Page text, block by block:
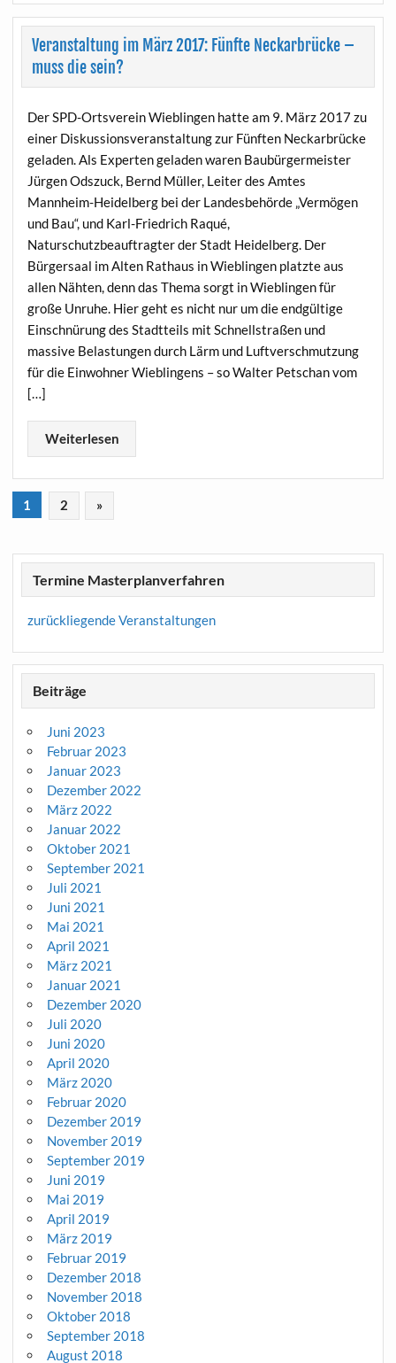
Veranstaltung im März 2017: Fünfte Neckarbrücke –
muss die sein?
Der SPD-Ortsverein Wieblingen hatte am 9. März 2017 zu
einer Diskussionsveranstaltung zur Fünften Neckarbrücke
geladen. Als Experten geladen waren Baubürgermeister
Jürgen Odszuck, Bernd Müller, Leiter des Amtes
Mannheim-Heidelberg bei der Landesbehörde „Vermögen
und Bau“, und Karl-Friedrich Raqué,
Naturschutzbeauftragter der Stadt Heidelberg. Der
Bürgersaal im Alten Rathaus in Wieblingen platzte aus
allen Nähten, denn das Thema sorgt in Wieblingen für
große Unruhe. Hier geht es nicht nur um die endgültige
Einschnürung des Stadtteils mit Schnellstraßen und
massive Belastungen durch Lärm und Luftverschmutzung
für die Einwohner Wieblingens – so Walter Petschan vom
[…]
Weiterlesen
1 2 »
Termine Masterplanverfahren
zurückliegende Veranstaltungen
Beiträge
Juni 2023
Februar 2023
Januar 2023
Dezember 2022
März 2022
Januar 2022
Oktober 2021
September 2021
Juli 2021
Juni 2021
Mai 2021
April 2021
März 2021
Januar 2021
Dezember 2020
Juli 2020
Juni 2020
April 2020
März 2020
Februar 2020
Dezember 2019
November 2019
September 2019
Juni 2019
Mai 2019
April 2019
März 2019
Februar 2019
Dezember 2018
November 2018
Oktober 2018
September 2018
August 2018